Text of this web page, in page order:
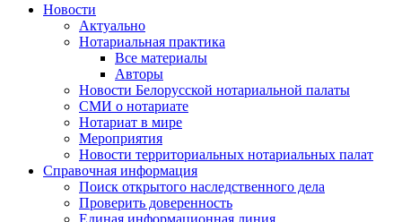
Новости
Актуально
Нотариальная практика
Все материалы
Авторы
Новости Белорусской нотариальной палаты
СМИ о нотариате
Нотариат в мире
Мероприятия
Новости территориальных нотариальных палат
Справочная информация
Поиск открытого наследственного дела
Проверить доверенность
Единая информационная линия